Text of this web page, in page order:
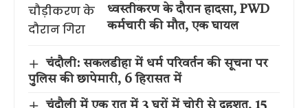
ध्वस्तीकरण के दौरान हादसा, PWD
कर्मचारी की मौत, एक घायल
चंदौली: सकलडीहा में धर्म परिवर्तन की सूचना पर
पुलिस की छापेमारी, 6 हिरासत में
चंदौली में एक रात में 3 घरों में चोरी से दहशत, 15